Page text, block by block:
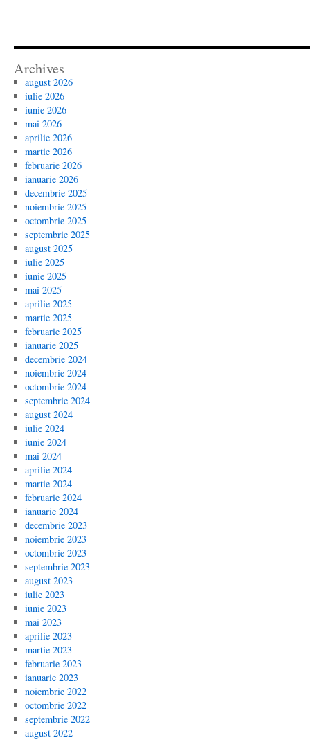
Archives
august 2026
iulie 2026
iunie 2026
mai 2026
aprilie 2026
martie 2026
februarie 2026
ianuarie 2026
decembrie 2025
noiembrie 2025
octombrie 2025
septembrie 2025
august 2025
iulie 2025
iunie 2025
mai 2025
aprilie 2025
martie 2025
februarie 2025
ianuarie 2025
decembrie 2024
noiembrie 2024
octombrie 2024
septembrie 2024
august 2024
iulie 2024
iunie 2024
mai 2024
aprilie 2024
martie 2024
februarie 2024
ianuarie 2024
decembrie 2023
noiembrie 2023
octombrie 2023
septembrie 2023
august 2023
iulie 2023
iunie 2023
mai 2023
aprilie 2023
martie 2023
februarie 2023
ianuarie 2023
noiembrie 2022
octombrie 2022
septembrie 2022
august 2022